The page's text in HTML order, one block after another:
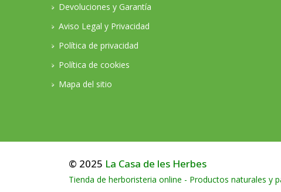
Devoluciones y Garantía
Aviso Legal y Privacidad
Política de privacidad
Política de cookies
Mapa del sitio
© 2025 La Casa de les Herbes
Tienda de herboristeria online - Productos naturales y